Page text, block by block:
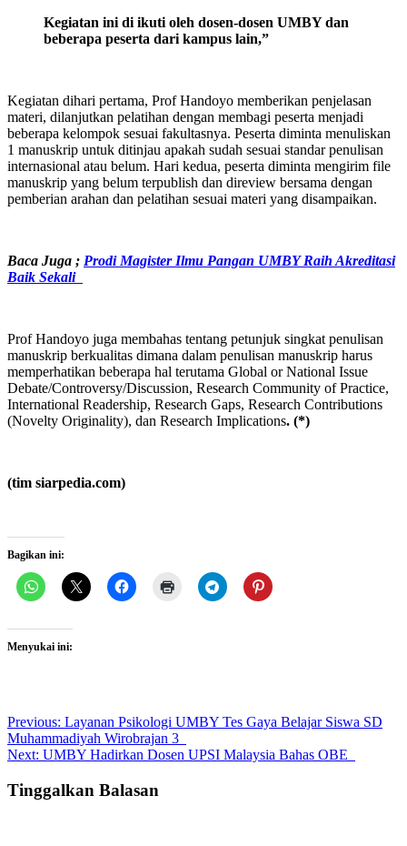
Kegiatan ini di ikuti oleh dosen-dosen UMBY dan
beberapa peserta dari kampus lain,”
Kegiatan dihari pertama, Prof Handoyo memberikan penjelasan
materi, dilanjutkan pelatihan dengan membagi peserta menjadi
beberapa kelompok sesuai fakultasnya. Peserta diminta menuliskan
1 manuskrip untuk ditinjau apakah sudah sesuai standar penulisan
internasional atau belum. Hari kedua, peserta diminta mengirim file
manuskrip yang belum terpublish dan direview bersama dengan
pemberian arahan dan pelatihan sesuai materi yang disampaikan.
Baca Juga ; Prodi Magister Ilmu Pangan UMBY Raih Akreditasi
Baik Sekali
Prof Handoyo juga membahas tentang petunjuk singkat penulisan
manuskrip berkualitas dimana dalam penulisan manuskrip harus
memperhatikan beberapa hal terutama Global or National Issue
Debate/Controversy/Discussion, Research Community of Practice,
International Readership, Research Gaps, Research Contributions
(Novelty Originality), dan Research Implications. (*)
(tim siarpedia.com)
Bagikan ini:
Menyukai ini:
Post
navigation
Previous: Layanan Psikologi UMBY Tes Gaya Belajar Siswa SD
Muhammadiyah Wirobrajan 3
Next: UMBY Hadirkan Dosen UPSI Malaysia Bahas OBE
Tinggalkan Balasan